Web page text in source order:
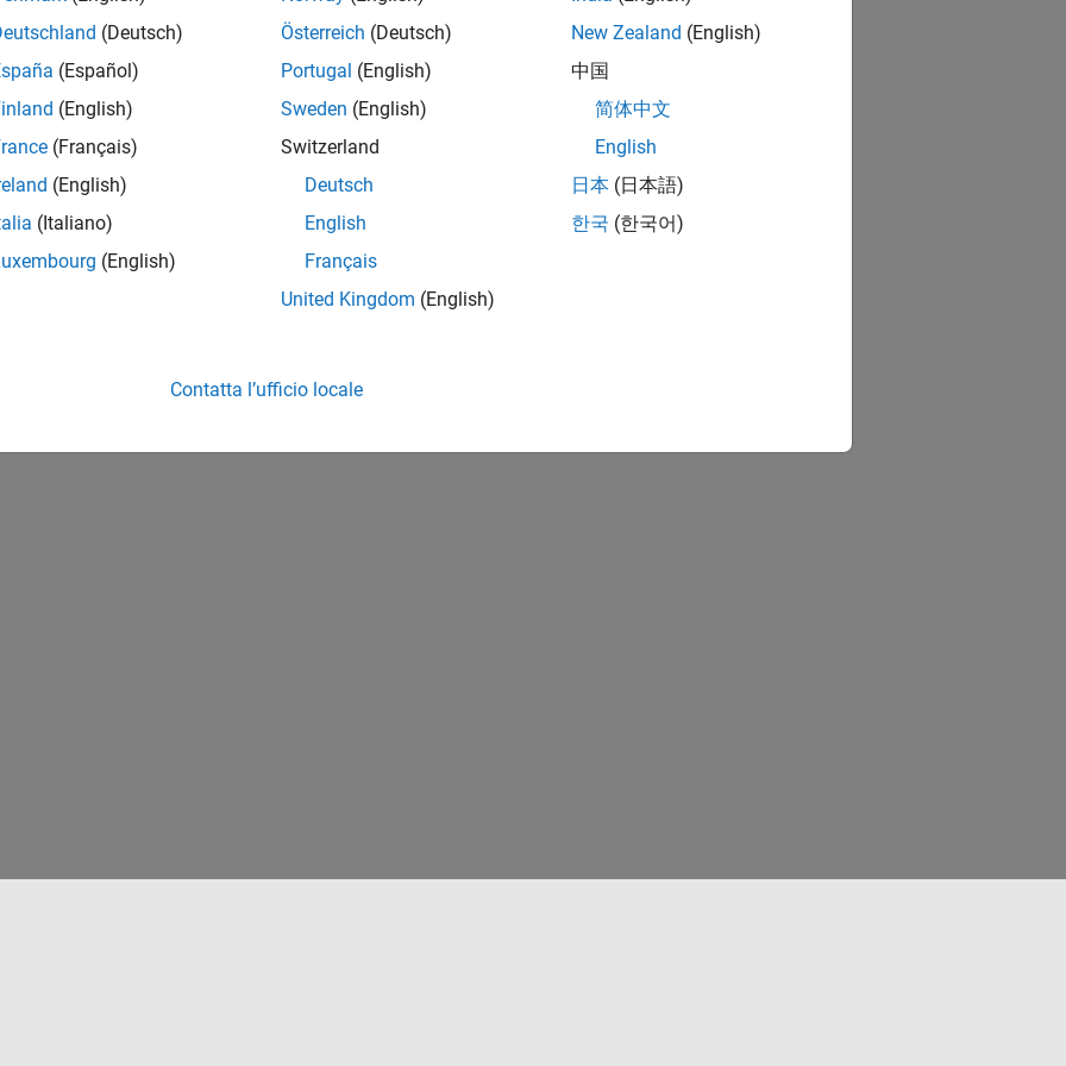
all
History
in R2026a
(Deutsch)
(Español)
(English)
(Français)
(English)
(Italiano)
(English)
Österreich (Deutsch)
Portugal (English)
Sweden (English)
Switzerland
Deutsch
English
Français
United Kingdom (English)
New Zealand (English)
中国
简体中文
English
日本 (日本語)
한국 (한국어)
Contatta l’ufficio locale